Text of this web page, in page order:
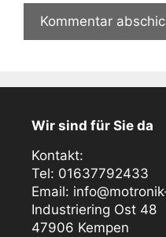
Wir sind für Sie da
Kontakt:
Tel: 01637792433
Email:
Industriering Ost 48
47906 Kempen